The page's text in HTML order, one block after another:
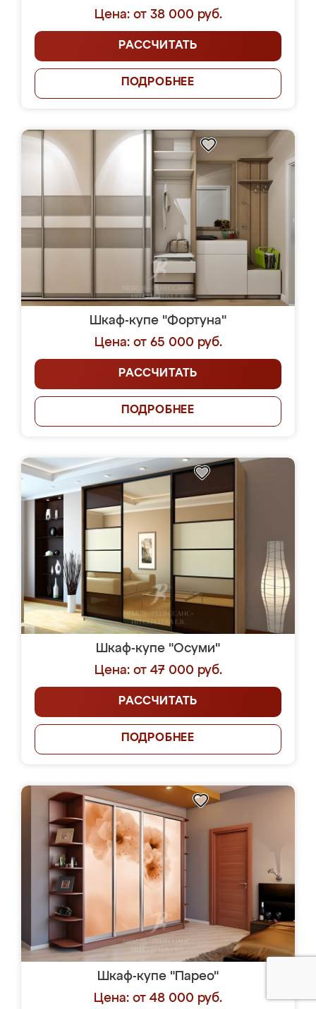
Цена: от 38 000 руб.
РАССЧИТАТЬ
ПОДРОБНЕЕ
Шкаф-купе "Фортуна"
Цена: от 65 000 руб.
РАССЧИТАТЬ
ПОДРОБНЕЕ
Шкаф-купе "Осуми"
Цена: от 47 000 руб.
РАССЧИТАТЬ
ПОДРОБНЕЕ
Шкаф-купе "Парео"
Цена: от 48 000 руб.